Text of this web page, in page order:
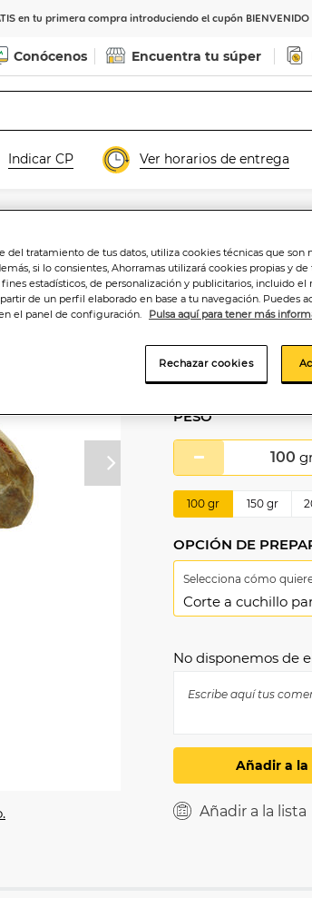
en tu primera compra introduciendo el cupón BIENVENIDO
Conócenos Encuentra tu súper
Indicar CP Ver horarios de entrega
Próximo
Jamón Gran
42 ,00€
42,00€/kg
PESO
100
100 gr 150 gr
OPCIÓN DE
Selecciona cómo
No disponemos de
Añadir a la
Añadir a la lista
del tratamiento de tus datos, utiliza cookies técnicas que son
si lo consientes, Ahorramas utilizará cookies propias y de
estadísticos, de personalización y publicitarios, incluido el
de un perfil elaborado en base a tu navegación. Puedes
el panel de configuración.
Pulsa aquí para tener más
Rechazar cookies